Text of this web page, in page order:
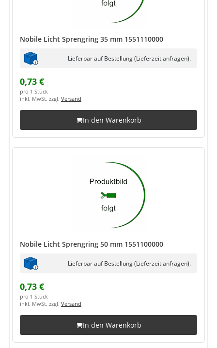
Nobile Licht Sprengring 35 mm 1551110000
Lieferbar auf Bestellung (Lieferzeit anfragen).
0,73 €
pro 1 Stück
inkl. MwSt. zzgl. Versand
In den Warenkorb
Nobile Licht Sprengring 50 mm 1551100000
Lieferbar auf Bestellung (Lieferzeit anfragen).
0,73 €
pro 1 Stück
inkl. MwSt. zzgl. Versand
In den Warenkorb